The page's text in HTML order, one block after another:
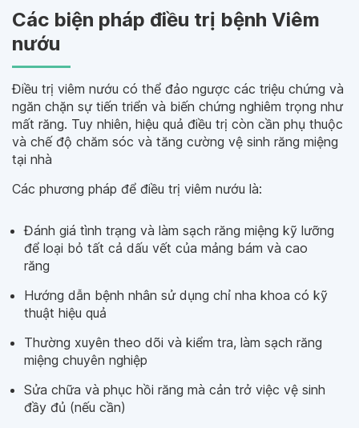
Các biện pháp điều trị bệnh Viêm
nướu
Điều trị viêm nướu có thể đảo ngược các triệu chứng và
ngăn chặn sự tiến triển và biến chứng nghiêm trọng như
mất răng. Tuy nhiên, hiệu quả điều trị còn cần phụ thuộc
và chế độ chăm sóc và tăng cường vệ sinh răng miệng
tại nhà
Các phương pháp để điều trị viêm nướu là:
Đánh giá tình trạng và làm sạch răng miệng kỹ lưỡng
để loại bỏ tất cả dấu vết của mảng bám và cao
răng
Hướng dẫn bệnh nhân sử dụng chỉ nha khoa có kỹ
thuật hiệu quả
Thường xuyên theo dõi và kiểm tra, làm sạch răng
miệng chuyên nghiệp
Sửa chữa và phục hồi răng mà cản trở việc vệ sinh
đầy đủ (nếu cần)